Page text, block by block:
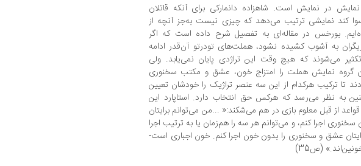
در نمایش است. شاهزاده دانمارکی برای آنکه قاتلان
کند نمایشی ترتیب می‌دهد که چیزی نیست به‌جز آنچه از
بورخس در مقاله‌ای به تفصیل شرح داده است که اگر
به آشوب کشیده نشود، هملت‌های تودرتو آن‌قدر ادامه
می‌شوند که هیچ وقت این تراژدی پایان نمی‌یابد. ولی
گروه نمایش هملت را امتزاج خون، عشق و مکتب سخنوری
تا ترکیب هرکدام از این سه عنصر تراژیک را خودشان تعیین
به نظر می‌رسد که هرکس حق انتخاب دارد. استاپارد این
قواعد از قبل معلوم بازی در هم می‌شکند:« ...من می‌توانم برایتان
اجرا کنم، و می‌توانم هر سه را هم‌زمان یا به ترتیب اجرا
عشق و سخنوری را بدون خون اجرا کنم. خون اجباری است-
(ص35)